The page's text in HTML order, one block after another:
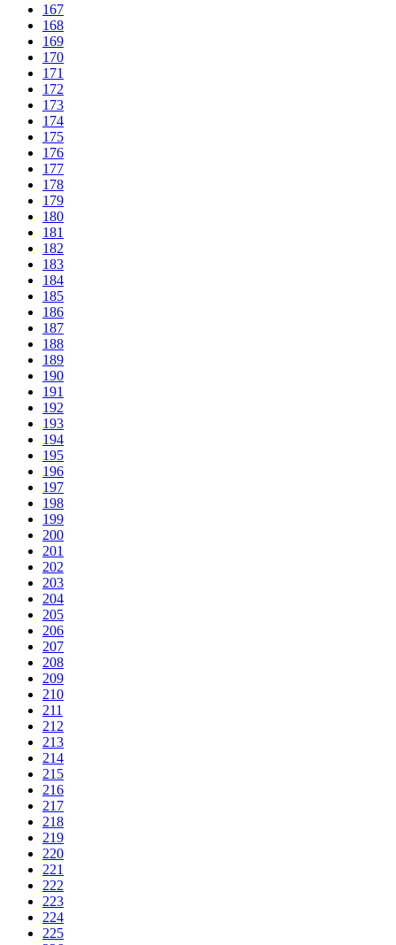
167
168
169
170
171
172
173
174
175
176
177
178
179
180
181
182
183
184
185
186
187
188
189
190
191
192
193
194
195
196
197
198
199
200
201
202
203
204
205
206
207
208
209
210
211
212
213
214
215
216
217
218
219
220
221
222
223
224
225